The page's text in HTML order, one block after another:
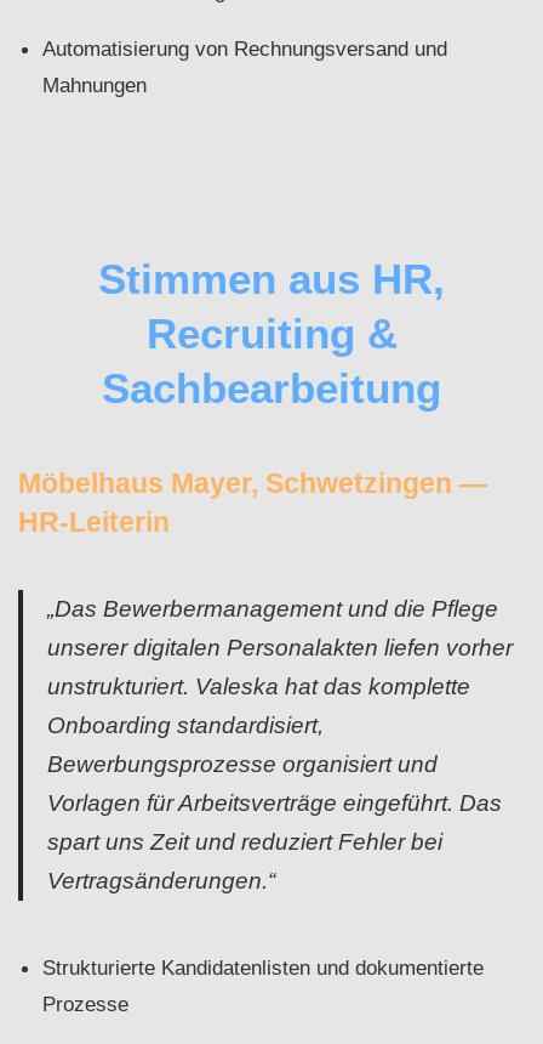
Automatisierung von Rechnungsversand und
Mahnungen
Stimmen aus HR,
Recruiting &
Sachbearbeitung
Möbelhaus Mayer, Schwetzingen —
HR‑Leiterin
„Das Bewerbermanagement und die Pflege
unserer digitalen Personalakten liefen vorher
unstrukturiert. Valeska hat das komplette
Onboarding standardisiert,
Bewerbungsprozesse organisiert und
Vorlagen für Arbeitsverträge eingeführt. Das
spart uns Zeit und reduziert Fehler bei
Vertragsänderungen.“
Strukturierte Kandidatenlisten und dokumentierte
Prozesse